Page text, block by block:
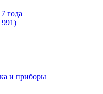
года
и приборы